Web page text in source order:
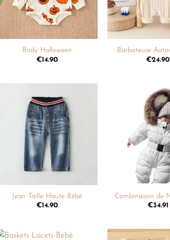
Body Halloween
€14.90
+
Barboteuse
€24.90
Jean Taille Haute Bébé
€14.90
Combinaison de
€34.91